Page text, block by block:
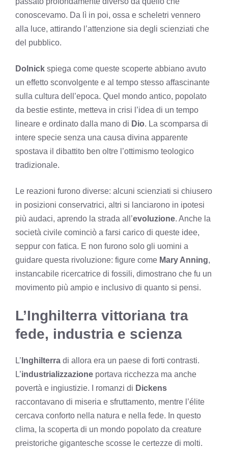
conoscevamo. Da lì in poi, ossa e scheletri vennero
alla luce, attirando l’attenzione sia degli scienziati che
del pubblico.
Dolnick spiega come queste scoperte abbiano avuto
un effetto sconvolgente e al tempo stesso affascinante
sulla cultura dell’epoca. Quel mondo antico, popolato
da bestie estinte, metteva in crisi l’idea di un tempo
lineare e ordinato dalla mano di Dio. La scomparsa di
intere specie senza una causa divina apparente
spostava il dibattito ben oltre l’ottimismo teologico
tradizionale.
Le reazioni furono diverse: alcuni scienziati si chiusero
in posizioni conservatrici, altri si lanciarono in ipotesi
più audaci, aprendo la strada all’evoluzione. Anche la
società civile cominciò a farsi carico di queste idee,
seppur con fatica. E non furono solo gli uomini a
guidare questa rivoluzione: figure come Mary Anning,
instancabile ricercatrice di fossili, dimostrano che fu un
movimento più ampio e inclusivo di quanto si pensi.
L’Inghilterra vittoriana tra
fede, industria e scienza
L’ Inghilterra di allora era un paese di forti contrasti.
L’industrializzazione portava ricchezza ma anche
povertà e ingiustizie. I romanzi di Dickens
raccontavano di miseria e sfruttamento, mentre l’élite
cercava conforto nella natura e nella fede. In questo
clima, la scoperta di un mondo popolato da creature
preistoriche gigantesche scosse le certezze di molti.